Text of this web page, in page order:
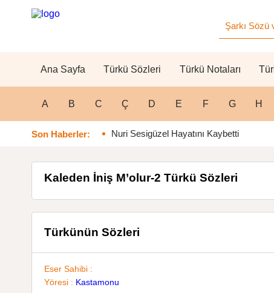
Ana Sayfa Türkü Sözleri Türkü Notaları
A B C Ç D E F G H
Son Haberler: Nuri Sesigüzel Hayatını Kaybetti
Kaleden İniş M’olur-2 Türkü Sözleri
Türkünün Sözleri
Eser Sahibi :
Yöresi : Kastamonu